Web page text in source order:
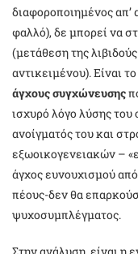
διαφοροποιημένος απ’
φαλλό), δε μπορεί να
(μετάθεση της
αντικειμένου). Είναι
άγχους συγχώνευσης
ισχυρό λόγο λύσης του
ανοίγματός του και
εξωοικογενειακών –
άγχος ευνουχισμού
πέους-δεν θα
ψυχοσυμπλέγματος.